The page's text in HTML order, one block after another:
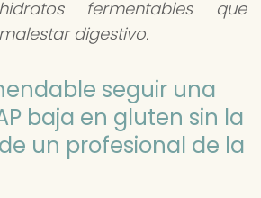
fermentables que
digestivo.
seguir una
baja en gluten sin la
un profesional de la